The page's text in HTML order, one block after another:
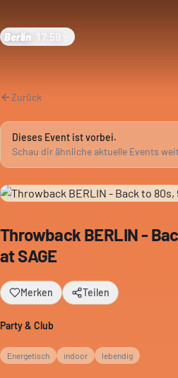
Berlin 17:59
Zurück
Dieses Event ist vorbei.
Schau dir ähnliche aktuelle Events
Throwback BERLIN -
at SAGE
Merken Teilen
Party & Club
Energetisch indoor lebendig